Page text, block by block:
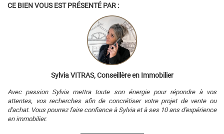
CE BIEN VOUS EST PRÉSENTÉ PAR :
Sylvia VITRAS, Conseillère en Immobilier
Avec passion Sylvia mettra toute son énergie pour répondre à vos
attentes, vos recherches afin de concrétiser votre projet de vente ou
d'achat. Vous pourrez faire confiance à Sylvia et à ses 10 ans d'expérience
en immobilier.